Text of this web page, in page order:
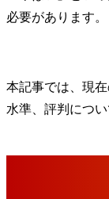
必要があります。
本記事では、現
水準、評判につ